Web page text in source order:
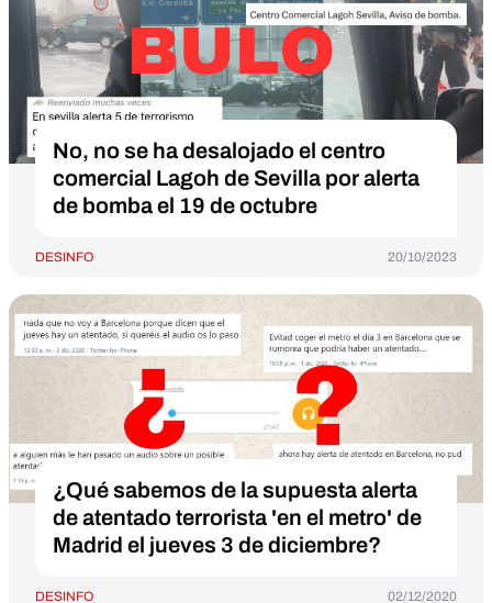
No, no se ha desalojado el centro
comercial Lagoh de Sevilla por alerta
de bomba el 19 de octubre
DESINFO 20/10/2023
¿Qué sabemos de la supuesta alerta
de atentado terrorista 'en el metro' de
Madrid el jueves 3 de diciembre?
DESINFO 02/12/2020